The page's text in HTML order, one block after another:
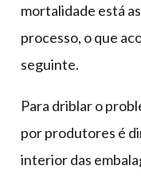
mortalidade está
processo, o que
seguinte.
Para driblar o
por produtores é
interior das